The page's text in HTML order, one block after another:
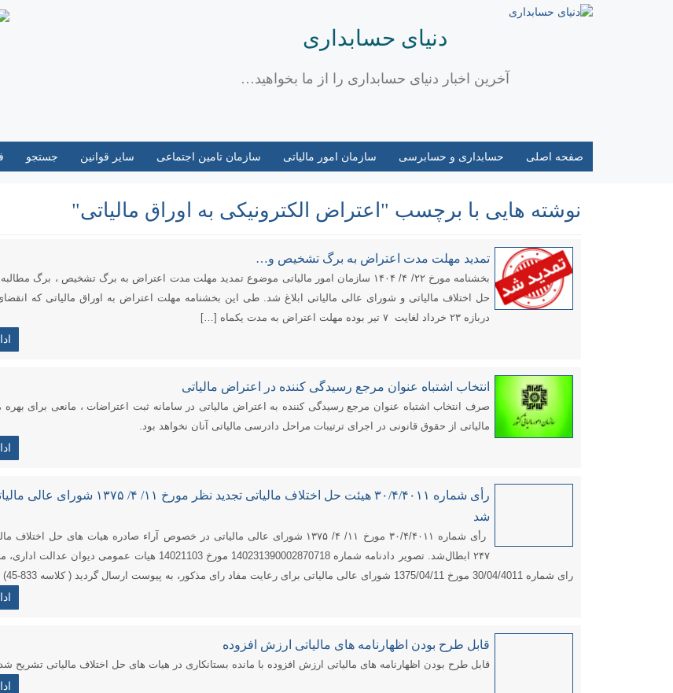
دنیای حسابداری
آخرین اخبار دنیای حسابداری را از ما بخواهید…
صفحه اصلی حسابداری و حسابرسی سازمان امور مالیاتی سازمان تامین اجتماعی سایر قوانین جستجو
نوشته هایی با برچسب "اعتراض الکترونیکی به اوراق مالیاتی"
تمدید مهلت مدت اعتراض به برگ تشخیص و…
بخشنامه مورخ ٢٢/ ۴/ ١۴٠۴ سازمان امور مالیاتی موضوع تمدید مهلت مدت اعتراض به برگ تشخیص ، برگ
حل اختلاف مالیاتی و شورای عالی مالیاتی ابلاغ شد. طی این بخشنامه مهلت اعتراض به اوراق مالیاتی که
دربازه ۲۳ خرداد لغایت ۷ تیر بوده مهلت اعتراض به مدت یکماه […]
انتخاب اشتباه عنوان مرجع رسیدگی کننده در اعتراض مالیاتی
صرف انتخاب اشتباه عنوان مرجع رسیدگی کننده به اعتراض مالیاتی در سامانه ثبت اعتراضات ، مانعی برای بهره
مالیاتی از حقوق قانونی در اجرای ترتیبات مراحل دادرسی مالیاتی آنان نخواهد بود.
رأی شماره ۳۰/۴/۴۰۱۱ هیئت حل اختلاف مالیاتی تجدید نظر مورخ ۱۱/
شد
رأی شماره ۳۰/۴/۴۰۱۱ مورخ ۱۱/ ۴/ ۱۳۷۵ شورای عالی مالیاتی در خصوص آراء صادره هیات های حل
۲۴۷ ابطال‌شد. تصویر دادنامه شماره 140231390002870718 مورخ 14021103 هیات عمومی
رای شماره 30/04/4011 مورخ 1375/04/11 شورای عالی مالیاتی برای رعایت مفاد رای مذکور، به پیوست ارسال گردید ( کلاسه 833-45) […]
قابل طرح بودن اظهارنامه های مالیاتی ارزش افزوده
قابل طرح بودن اظهارنامه های مالیاتی ارزش افزوده با مانده بستانکاری در هیات های حل اختلاف مالیاتی تشریح